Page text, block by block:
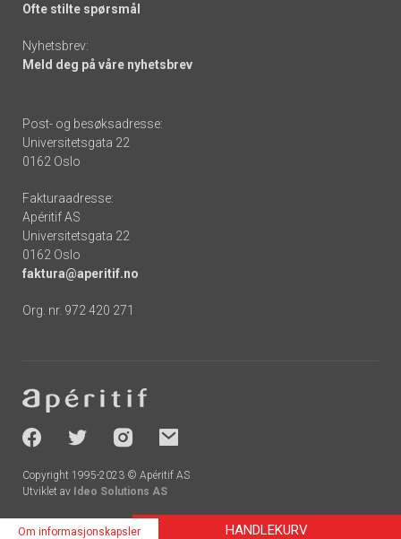
Ofte stilte spørsmål
Nyhetsbrev:
Meld deg på våre nyhetsbrev
Post- og besøksadresse:
Universitetsgata 22
0162 Oslo
Fakturaadresse:
Apéritif AS
Universitetsgata 22
0162 Oslo
faktura@aperitif.no
Org. nr. 972 420 271
-
socials
Copyright 1995-2023 © Apéritif AS
Utviklet av Ideo Solutions AS
HANDLEKURV
Om informasjonskapsler